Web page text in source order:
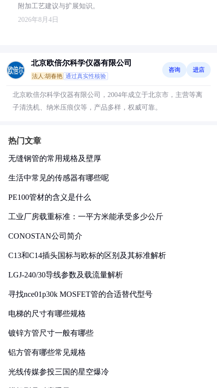
附加工艺建议与扩展知识。
2026年8月4日
北京欧倍尔科学仪器有限公司
法人:胡春艳 通过真实性核验
咨询 进店
北京欧倍尔科学仪器有限公司，2004年成立于北京市，主营等离
子清洗机、纳米压痕仪等，产品多样，权威可靠。
热门文章
无缝钢管的常用规格及壁厚
生活中常见的传感器有哪些呢
PE100管材的含义是什么
工业厂房载重标准：一平方米能承受多少公斤
CONOSTAN公司简介
C13和C14插头国标与欧标的区别及其标准解析
LGJ-240/30导线参数及载流量解析
寻找nce01p30k MOSFET管的合适替代型号
电梯的尺寸有哪些规格
镀锌方管尺寸一般有哪些
铝方管有哪些常见规格
光线传媒参投三国的星空爆冷